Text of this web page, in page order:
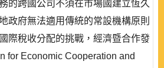
的跨國公司不須在市場國建立恆久
政府無法適用傳統的常設機構原則
際稅收分配的挑戰，經濟暨合作發
for Economic Cooperation and